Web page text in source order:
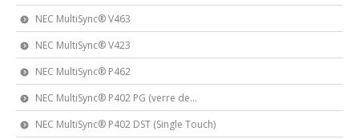
NEC MultiSync® V463
NEC MultiSync® V423
NEC MultiSync® P462
NEC MultiSync® P402 PG (verre de...
NEC MultiSync® P402 DST (Single Touch)